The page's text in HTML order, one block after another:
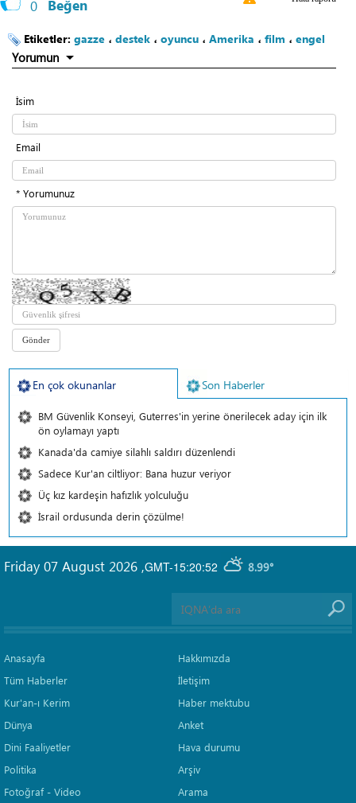
0 Beğen
Etiketler: gazze ، destek ، oyuncu ، Amerika ، film ، engel
Yorumun
İsim
Email
* Yorumunuz
En çok okunanlar Son Haberler
BM Güvenlik Konseyi, Guterres'in yerine önerilecek aday için ilk
ön oylamayı yaptı
Kanada'da camiye silahlı saldırı düzenlendi
Sadece Kur'an ciltliyor: Bana huzur veriyor
Üç kız kardeşin hafızlık yolculuğu
İsrail ordusunda derin çözülme!
GMT-15:20:52 8.99°
Friday 07 August 2026 ,
Anasayfa
Tüm Haberler
Kur'an-ı Kerim
Dünya
Dini Faaliyetler
Politika
Fotoğraf - Video
Hakkımızda
İletişim
Haber mektubu
Anket
Hava durumu
Arşiv
Arama